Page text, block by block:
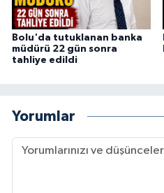
Bolu'da tutuklanan banka
müdürü 22 gün sonra
tahliye edildi
Yorumlar